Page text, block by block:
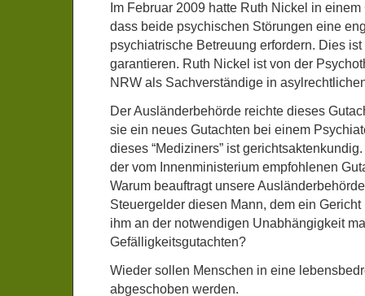
Im Februar 2009 hatte Ruth Nickel in
dass beide psychischen Störungen eine
psychiatrische Betreuung erfordern. Dies
garantieren. Ruth Nickel ist von der
NRW als Sachverständige in
Der Ausländerbehörde reichte dieses
sie ein neues Gutachten bei einem
dieses “Mediziners” ist
der vom Innenministerium empfohlenen
Warum beauftragt unsere
Steuergelder diesen Mann, dem ein
ihm an der notwendigen Unabhängigkeit
Gefälligkeitsgutachten?
Wieder sollen Menschen in eine
abgeschoben werden.